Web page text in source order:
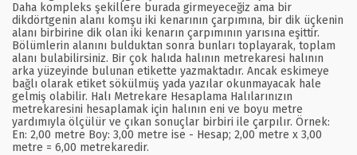
Daha kompleks şekillere burada girmeyeceğiz ama bir
dikdörtgenin alanı komşu iki kenarının çarpımına, bir dik üçkenin
alanı birbirine dik olan iki kenarın çarpımının yarısına eşittir.
Bölümlerin alanını bulduktan sonra bunları toplayarak, toplam
alanı bulabilirsiniz. Bir çok halıda halının metrekaresi halının
arka yüzeyinde bulunan etikette yazmaktadır. Ancak eskimeye
bağlı olarak etiket sökülmüş yada yazılar okunmayacak hale
gelmiş olabilir. Halı Metrekare Hesaplama Halılarınızın
metrekaresini hesaplamak için halının eni ve boyu metre
yardımıyla ölçülür ve çıkan sonuçlar birbiri ile çarpılır. Örnek:
En: 2,00 metre Boy: 3,00 metre ise - Hesap; 2,00 metre x 3,00
metre = 6,00 metrekaredir.